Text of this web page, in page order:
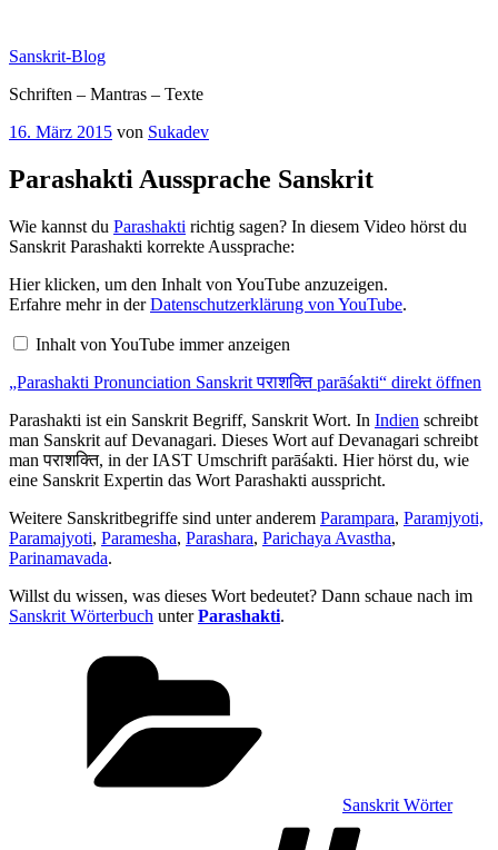
springen
Sanskrit-Blog
Schriften – Mantras – Texte
Veröffentlicht
16. März 2015 von Sukadev
Parashakti Aussprache Sanskrit
Wie kannst du Parashakti richtig sagen? In diesem Video hörst du
Sanskrit Parashakti korrekte Aussprache:
„Parashakti
Pronunciation
Sanskrit
parāśakti“
YouTube
Hier klicken, um den Inhalt von YouTube anzuzeigen.
Erfahre mehr in derDatenschutzerklärung von YouTube.
Inhalt von YouTube immer anzeigen
„Parashakti Pronunciation Sanskrit पराशक्ति parāśakti“ direkt öffnen
Parashakti ist ein Sanskrit Begriff, Sanskrit Wort. In Indien schreibt
man Sanskrit auf Devanagari. Dieses Wort auf Devanagari schreibt
man पराशक्ति, in der IAST Umschrift parāśakti. Hier hörst du, wie
eine Sanskrit Expertin das Wort Parashakti ausspricht.
Weitere Sanskritbegriffe sind unter anderem Parampara, Paramjyoti,
Paramajyoti, Paramesha, Parashara, Parichaya Avastha,
Parinamavada.
Willst du wissen, was dieses Wort bedeutet? Dann schaue nach im
Sanskrit Wörterbuch unterParashakti.
Sanskrit Wörter